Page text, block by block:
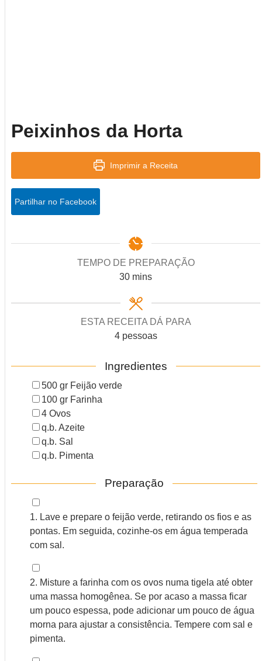
Peixinhos da Horta
Imprimir a Receita
Partilhar no Facebook
TEMPO DE PREPARAÇÃO
30minutes
mins
ESTA RECEITA DÁ PARA
4 pessoas
Ingredientes
▢
500 gr Feijão verde
▢
100 gr Farinha
▢
4 Ovos
▢
q.b. Azeite
▢
q.b. Sal
▢
q.b. Pimenta
Preparação
1. Lave e prepare o feijão verde, retirando os fios e as
pontas. Em seguida, cozinhe-os em água temperada
com sal.
2. Misture a farinha com os ovos numa tigela até obter
uma massa homogênea. Se por acaso a massa ficar
um pouco espessa, pode adicionar um pouco de água
morna para ajustar a consistência. Tempere com sal e
pimenta.